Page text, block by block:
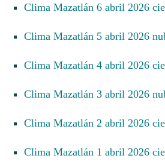
Clima Mazatlán 6 abril 2026
Clima Mazatlán 5 abril 2026
Clima Mazatlán 4 abril 2026
Clima Mazatlán 3 abril 2026
Clima Mazatlán 2 abril 2026
Clima Mazatlán 1 abril 2026